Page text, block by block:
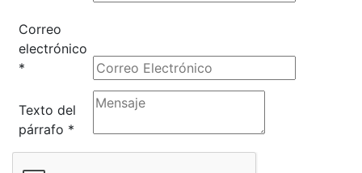
Correo
electrónico
*
Texto del
párrafo *